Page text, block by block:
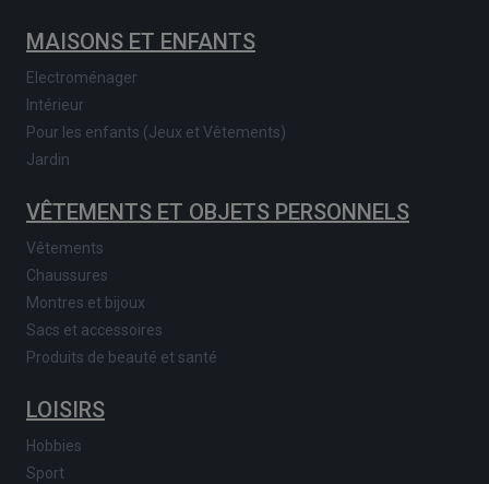
MAISONS ET ENFANTS
Electroménager
Intérieur
Pour les enfants (Jeux et Vêtements)
Jardin
VÊTEMENTS ET OBJETS PERSONNELS
Vêtements
Chaussures
Montres et bijoux
Sacs et accessoires
Produits de beauté et santé
LOISIRS
Hobbies
Sport